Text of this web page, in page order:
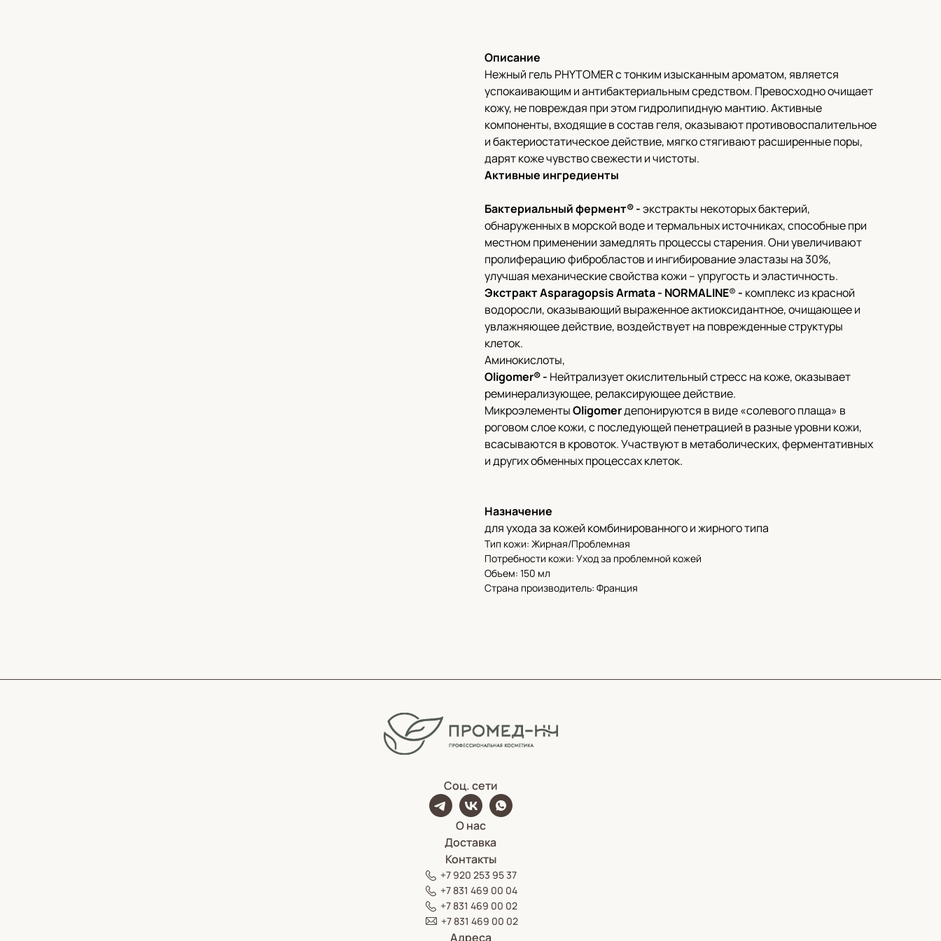
Описание
Нежный гель PHYTOMER с тонким изысканным ароматом, является
успокаивающим и антибактериальным средством. Превосходно очищает
кожу, не повреждая при этом гидролипидную мантию. Активные
компоненты, входящие в состав геля, оказывают противовоспалительное
и бактериостатическое действие, мягко стягивают расширенные поры,
дарят коже чувство свежести и чистоты.
Активные ингредиенты
Бактериальный фермент® -экстракты некоторых бактерий,
обнаруженных в морской воде и термальных источниках, способные при
местном применении замедлять процессы старения. Они увеличивают
пролиферацию фибробластов и ингибирование эластазы на 30%,
улучшая механические свойства кожи – упругость и эластичность.
Экстракт Asparagopsis Armata - NORMALINE® - комплекс из красной
водоросли, оказывающий выраженное актиоксидантное, очищающее и
увлажняющее действие, воздействует на поврежденные структуры
клеток.
Аминокислоты,
Oligomer® - Нейтрализует окислительный стресс на коже, оказывает
реминерализующее, релаксирующее действие.
МикроэлементыOligomerдепонируются в виде «солевого плаща» в
роговом слое кожи, с последующей пенетрацией в разные уровни кожи,
всасываются в кровоток. Участвуют в метаболических, ферментативных
и других обменных процессах клеток.
Назначение
для ухода за кожей комбинированного и жирного типа
Тип кожи: Жирная/Проблемная
Потребности кожи: Уход за проблемной кожей
Объем: 150 мл
Страна производитель: Франция
Соц. сети
О нас
Доставка
Контакты
+7 920 253 95 37
+7 831 469 00 04
+7 831 469 00 02
+7 831 469 00 02
Адреса